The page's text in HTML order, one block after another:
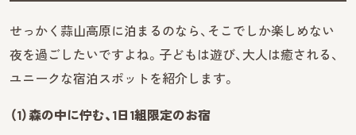
せっかく蒜山高原に泊まるのなら、そこでしか楽しめない
夜を過ごしたいですよね。子どもは遊び、大人は癒される、
ユニークな宿泊スポットを紹介します。
（1）森の中に佇む、1日1組限定のお宿